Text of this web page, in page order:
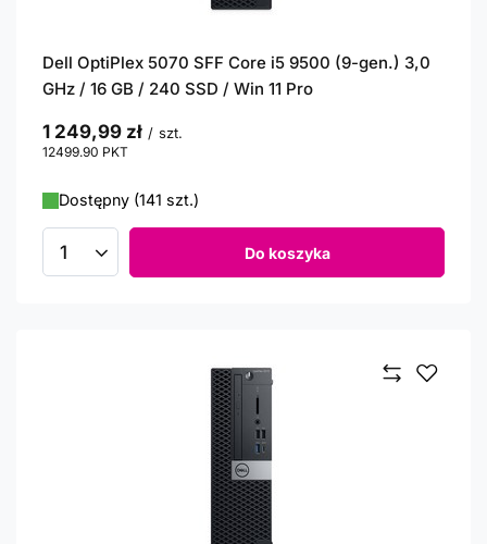
Dell OptiPlex 5070 SFF Core i5 9500 (9-gen.) 3,0
GHz / 16 GB / 240 SSD / Win 11 Pro
1 249,99 zł / szt.
12499.90 PKT
Dostępny (141 szt.)
Ilość produktów Do koszyka